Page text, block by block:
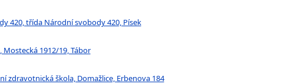
420, třída Národní svobody 420, Písek
1912/19, Tábor
zdravotnická škola, Domažlice, Erbenova 184